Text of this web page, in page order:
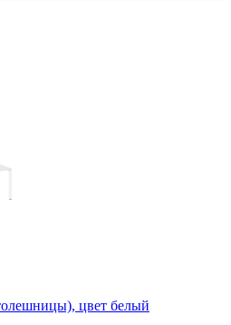
цвет белый